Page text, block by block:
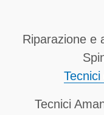
Riparazione e
Tecnici